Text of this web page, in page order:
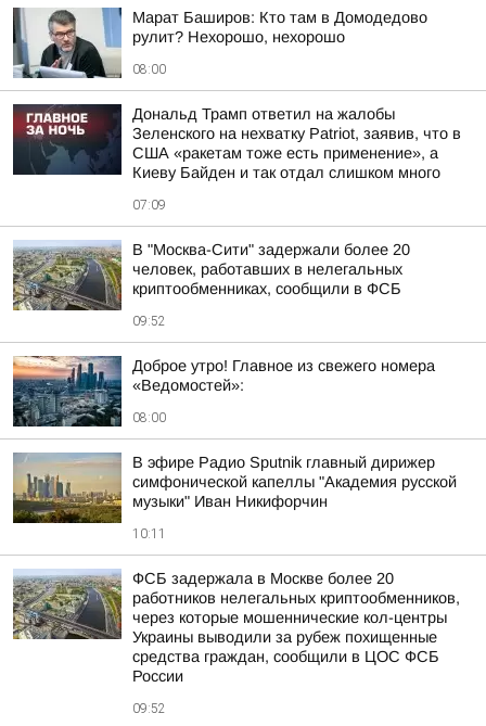
Марат Баширов: Кто там в Домодедово
рулит? Нехорошо, нехорошо
08:00
Дональд Трамп ответил на жалобы
Зеленского на нехватку Patriot, заявив, что в
США «ракетам тоже есть применение», а
Киеву Байден и так отдал слишком много
07:09
В "Москва-Сити" задержали более 20
человек, работавших в нелегальных
криптообменниках, сообщили в ФСБ
09:52
Доброе утро! Главное из свежего номера
«Ведомостей»:
08:00
В эфире Радио Sputnik главный дирижер
симфонической капеллы "Академия русской
музыки" Иван Никифорчин
10:11
ФСБ задержала в Москве более 20
работников нелегальных криптообменников,
через которые мошеннические кол-центры
Украины выводили за рубеж похищенные
средства граждан, сообщили в ЦОС ФСБ
России
09:52